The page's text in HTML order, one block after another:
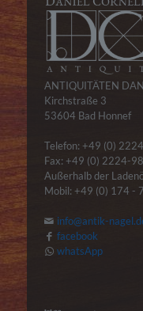
ANTIQUITÄTEN
Kirchstraße 3
53604 Bad Honnef
Telefon: +49 (0)
Fax: +49 (0) 2224-
Außerhalb der
Mobil: +49 (0) 174 -
info@antik-
facebook
whatsApp